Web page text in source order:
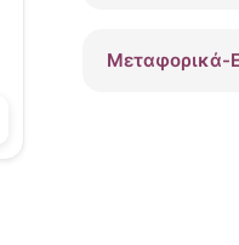
Μεταφορικά-